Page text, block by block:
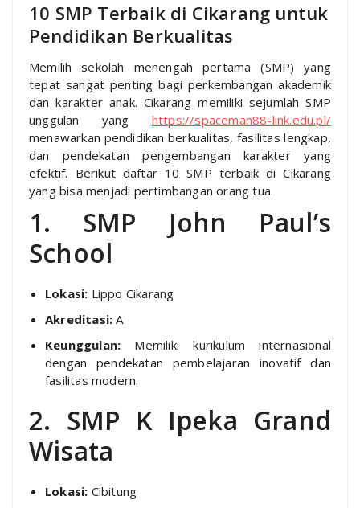
10 SMP Terbaik di Cikarang untuk
Pendidikan Berkualitas
Memilih sekolah menengah pertama (SMP) yang
tepat sangat penting bagi perkembangan akademik
dan karakter anak. Cikarang memiliki sejumlah SMP
unggulan yang https://spaceman88-link.edu.pl/
menawarkan pendidikan berkualitas, fasilitas lengkap,
dan pendekatan pengembangan karakter yang
efektif. Berikut daftar 10 SMP terbaik di Cikarang
yang bisa menjadi pertimbangan orang tua.
1. SMP John Paul’s
School
Lokasi: Lippo Cikarang
Akreditasi: A
Keunggulan: Memiliki kurikulum internasional
dengan pendekatan pembelajaran inovatif dan
fasilitas modern.
2. SMP K Ipeka Grand
Wisata
Lokasi: Cibitung